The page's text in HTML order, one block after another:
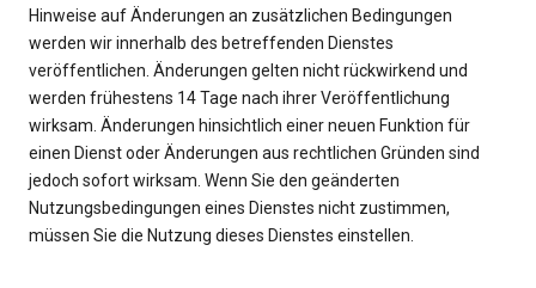
Hinweise auf Änderungen an zusätzlichen Bedingungen
werden wir innerhalb des betreffenden Dienstes
veröffentlichen. Änderungen gelten nicht rückwirkend und
werden frühestens 14 Tage nach ihrer Veröffentlichung
wirksam. Änderungen hinsichtlich einer neuen Funktion für
einen Dienst oder Änderungen aus rechtlichen Gründen sind
jedoch sofort wirksam. Wenn Sie den geänderten
Nutzungsbedingungen eines Dienstes nicht zustimmen,
müssen Sie die Nutzung dieses Dienstes einstellen.